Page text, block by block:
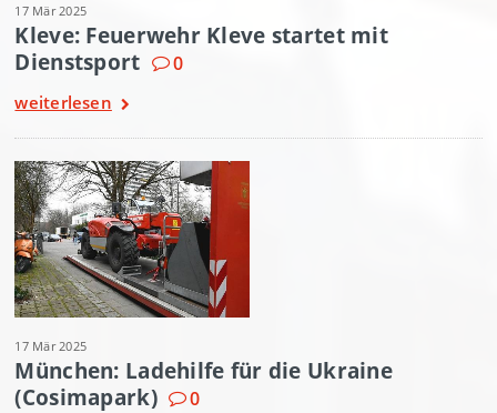
17 Mär 2025
Kleve: Feuerwehr Kleve startet mit
Dienstsport
0
weiterlesen
17 Mär 2025
München: Ladehilfe für die Ukraine
(Cosimapark)
0